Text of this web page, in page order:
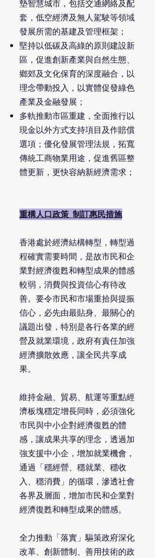
墊智慧城市，包括交通網絡及配
套，低空經濟及無人駕駛等領域
發展所需的基建及管理框架；
堅持以低碳及高綠的原則建設新
區，促進創新產業與自然生態、
鄉郊及文化保育的深度融合，以
理念帶動投入，以實體促發綠色
產業及金融發展；
多軌推動市區重建，全面推行以
現金以外方式支持項目及作賠償
選項；優化發展管理法規，拓寬
傳統工商物業用途，促進舊區整
體更新，更快容納新經濟需求；
重構人口政策 制訂惠民措施
香港處於經濟結構轉型，轉型過
程確實需要時間，是故市民和企
業對經濟復甦和轉型成果的體感
較弱，消費與投資信心有待改
善。要令市民和市場重拾與提振
信心，必先由最貼身、最關心的
議題出發，特別是各行各業的經
營及就業環境，政府有責任加強
經濟擴散效應，讓全民共享成
果。
維持金融、貿易、航運等重點經
濟板塊穩定增長同時，必須強化
市民與中小企對經濟復甦的體
感，讓成果共享的理念，透過加
強支援中小企，增加就業機會，
通過「穩經營、穩就業、穩收
入、穩消費」的循環，滲透社會
各界及層面，增加市民和企業對
經濟復甦和轉型成果的體感。
全力推動「落實」驅策政府深化
改革、創新體制、善用技術的政